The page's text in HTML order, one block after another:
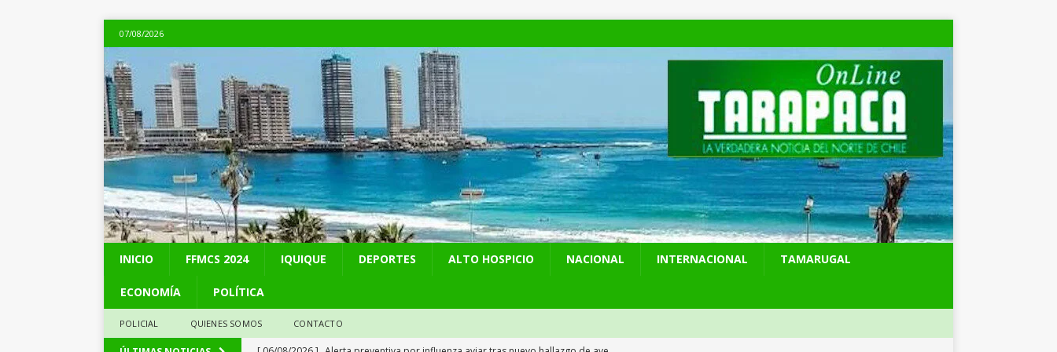
07/08/2026
INICIO FFMCS 2024 IQUIQUE DEPORTES ALTO HOSPICIO NACIONAL INTERNACIONAL TAMARUGAL
ECONOMÍA POLÍTICA
POLICIAL QUIENES SOMOS CONTACTO